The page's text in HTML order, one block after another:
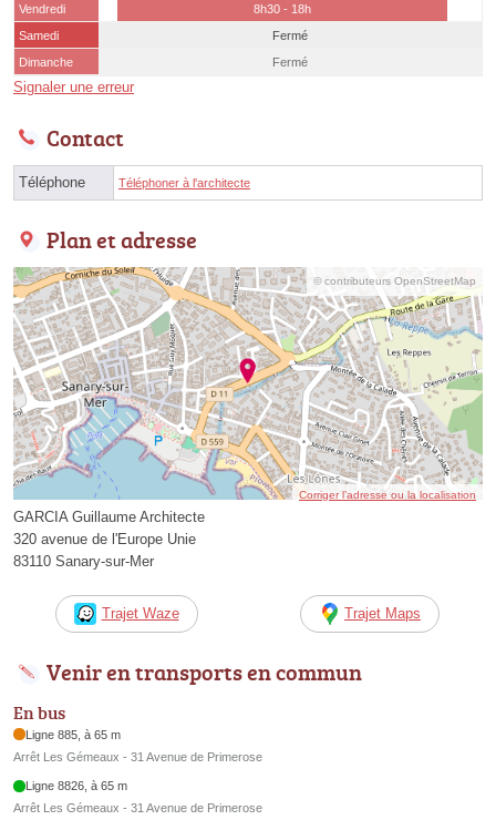
Vendredi
8h30 - 18h
Samedi
Fermé
Dimanche
Fermé
Signaler une erreur
Contact
Téléphone Téléphoner à l'architecte
Plan et adresse
© contributeurs OpenStreetMap
Corriger l’adresse ou la localisation
GARCIA Guillaume Architecte
320 avenue de l'Europe Unie
83110 Sanary-sur-Mer
Trajet Waze Trajet Maps
Venir en transports en commun
En bus
Ligne 885, à 65 m
Arrêt Les Gémeaux - 31 Avenue de Primerose
Ligne 8826, à 65 m
Arrêt Les Gémeaux - 31 Avenue de Primerose